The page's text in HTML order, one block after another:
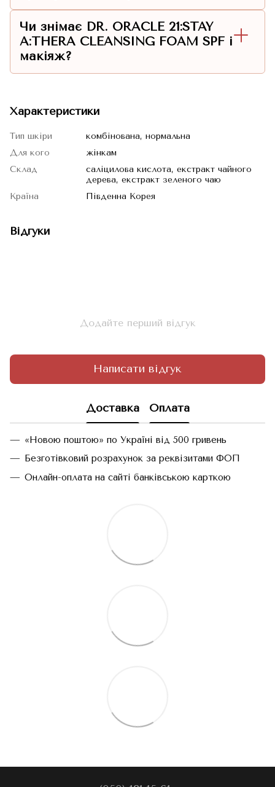
Чи знімає DR. ORACLE 21:STAY
A:THERA CLEANSING FOAM SPF і
макіяж?
Характеристики
Тип шкіри
комбінована, нормальна
Для кого
жінкам
Склад
саліцилова кислота, екстракт чайного
дерева, екстракт зеленого чаю
Країна
Південна Корея
Відгуки
Додайте перший відгук
Написати відгук
Доставка Оплата
«Новою поштою» по Україні від 500 гривень
Безготівковий розрахунок за реквізитами ФОП
Онлайн-оплата на сайті банківською карткою